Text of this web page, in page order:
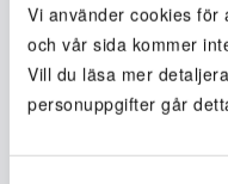
Vi använder cookies för
och vår sida kommer
Vill du läsa mer
personuppgifter går